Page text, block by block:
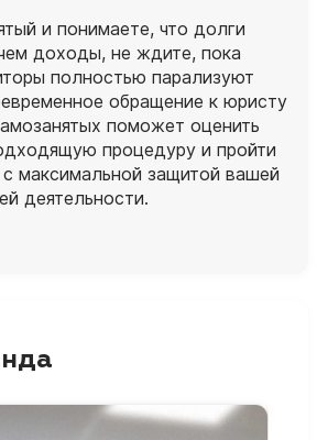
и понимаете, что долги
доходы, не ждите, пока
полностью парализуют
обращение к юристу
поможет оценить
процедуру и пройти
максимальной защитой вашей
деятельности.